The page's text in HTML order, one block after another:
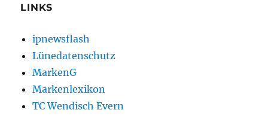
LINKS
ipnewsflash
Lünedatenschutz
MarkenG
Markenlexikon
TC Wendisch Evern